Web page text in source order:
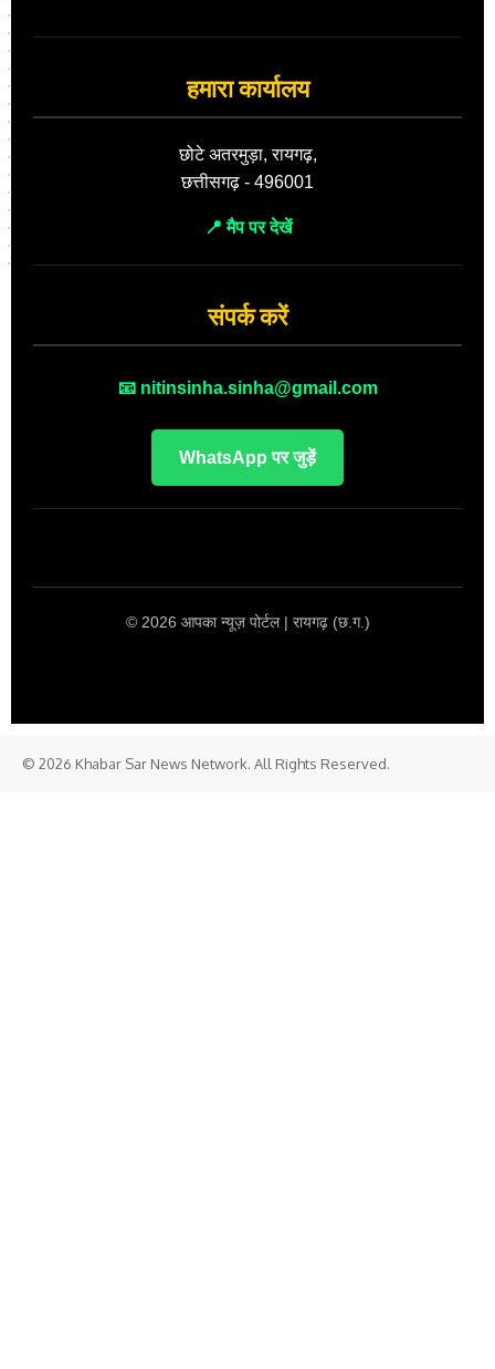
हमारा कार्यालय
छोटे अतरमुड़ा, रायगढ़,
छत्तीसगढ़ - 496001
📍 मैप पर देखें
संपर्क करें
📧 nitinsinha.sinha@gmail.com
WhatsApp पर जुड़ें
© 2026 आपका न्यूज़ पोर्टल | रायगढ़ (छ.ग.)
© 2026 Khabar Sar News Network. All Rights Reserved.